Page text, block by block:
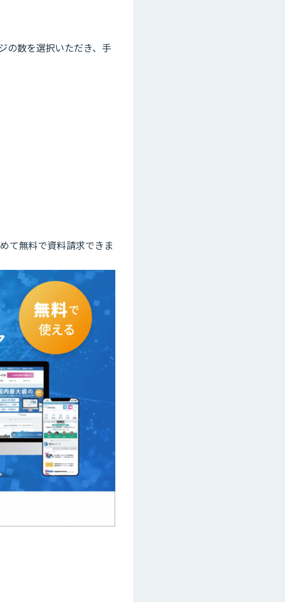
の数を選択いただき、手
て無料で資料請求できま